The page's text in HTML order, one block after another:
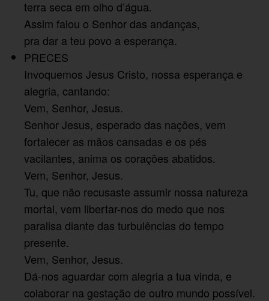
terra seca em olho d’água.
Assim falou o Senhor das andanças,
pra dar a teu povo a esperança.
PRECES
Invoquemos Jesus Cristo, nossa esperança e
alegria, cantando:
Vem, Senhor, Jesus.
Senhor Jesus, esperado das nações, vem
fortalecer as mãos cansadas e os pés
vacilantes, anima os corações abatidos.
Vem, Senhor, Jesus.
Tu, que não recusaste assumir nossa natureza
mortal, vem libertar-nos do medo que nos
paralisa diante das turbulências do tempo
presente.
Vem, Senhor, Jesus.
Dá-nos aguardar com alegria a tua vinda, e
colaborar na gestação de outro mundo possível.